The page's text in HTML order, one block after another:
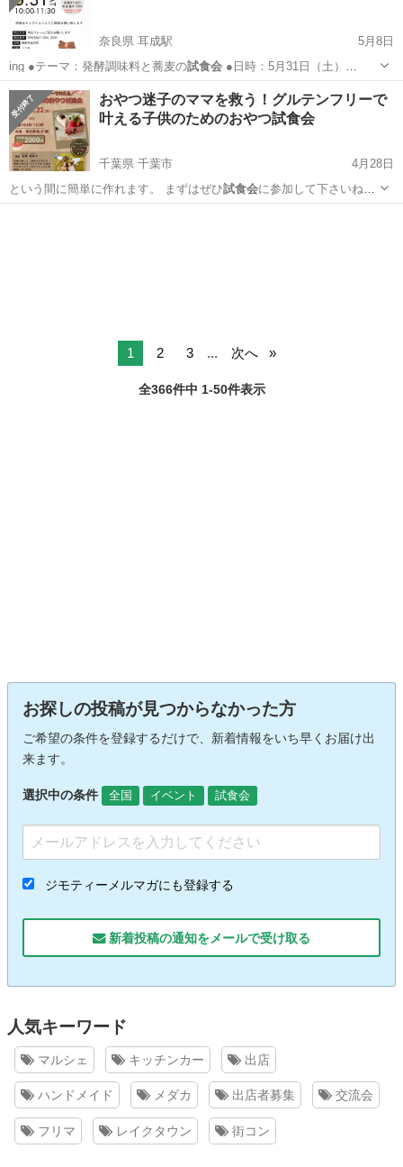
奈良県 耳成駅
5月8日
ing ●テーマ：発酵調味料と蕎麦の試食会●日時：5月31日（土）
10:00〜…
奈良 橿原市 耳成駅 ワークショップ ママ
おやつ迷子のママを救う！グルテンフリーで
叶える子供のためのおやつ試食会
千葉県 千葉市
4月28日
という間に簡単に作れます。 まずはぜひ試食会に参加して下さいね！
開催日 5/…
1 2 3 ... 次へ
全366件中 1-50件表示
お探しの投稿が見つからなかった方
ご希望の条件を登録するだけで、新着情報をいち早くお届け出
来ます。
選択中の条件 全国 イベント 試食会
ジモティーメルマガにも登録する
新着投稿の通知をメールで受け取る
人気キーワード
マルシェ キッチンカー 出店
ハンドメイド メダカ 出店者募集 交流会
フリマ レイクタウン 街コン